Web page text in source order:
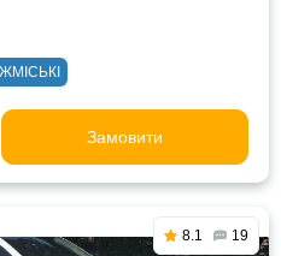
Замовити
8.1 19